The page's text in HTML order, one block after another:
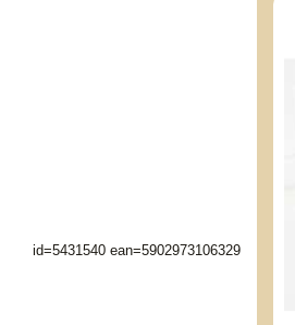
id=5431540 ean=5902973106329